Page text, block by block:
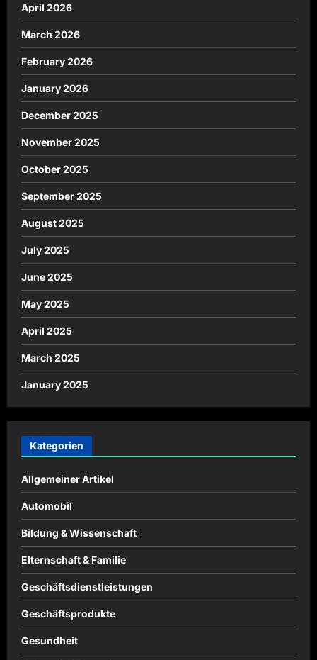
April 2026
March 2026
February 2026
January 2026
December 2025
November 2025
October 2025
September 2025
August 2025
July 2025
June 2025
May 2025
April 2025
March 2025
January 2025
Kategorien
Allgemeiner Artikel
Automobil
Bildung & Wissenschaft
Elternschaft & Familie
Geschäftsdienstleistungen
Geschäftsprodukte
Gesundheit